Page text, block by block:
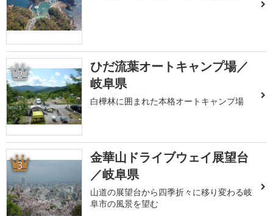
2
ひだ流葉オートキャンプ場／
岐阜県
白樺林に囲まれた本格オートキャンプ場
3
金華山ドライブウェイ展望台
／岐阜県
山道の展望台から四季折々に移り変わる岐
阜市の風景を望む